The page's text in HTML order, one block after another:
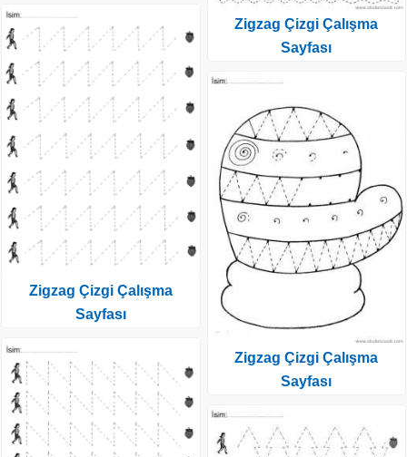
Zigzag Çizgi Çalışma
Sayfası
Zigzag Çizgi Çalışma
Sayfası
Zigzag Çizgi Çalışma
Sayfası